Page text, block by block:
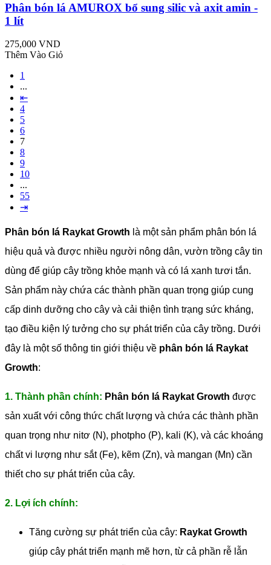
Phân bón lá AMUROX bổ sung silic và axit amin -
1 lít
275,000 VND
Thêm Vào Giỏ
1
...
⇤
4
5
6
7
8
9
10
...
55
⇥
Phân bón lá Raykat Growth là một sản phẩm phân bón lá
hiệu quả và được nhiều người nông dân, vườn trồng cây tin
dùng để giúp cây trồng khỏe mạnh và có lá xanh tươi tắn.
Sản phẩm này chứa các thành phần quan trọng giúp cung
cấp dinh dưỡng cho cây và cải thiện tình trạng sức kháng,
tạo điều kiện lý tưởng cho sự phát triển của cây trồng. Dưới
đây là một số thông tin giới thiệu về phân bón lá Raykat
Growth:
1. Thành phần chính: Phân bón lá Raykat Growth được
sản xuất với công thức chất lượng và chứa các thành phần
quan trọng như nitơ (N), photpho (P), kali (K), và các khoáng
chất vi lượng như sắt (Fe), kẽm (Zn), và mangan (Mn) cần
thiết cho sự phát triển của cây.
2. Lợi ích chính:
Tăng cường sự phát triển của cây: Raykat Growth
giúp cây phát triển mạnh mẽ hơn, từ cả phần rễ lẫn